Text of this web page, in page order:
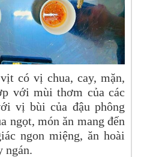
có vị chua, cay, mặn,
với mùi thơm của các
vị bùi của đậu phông
ngọt, món ăn mang đến
ngon miệng, ăn hoài
ngán.